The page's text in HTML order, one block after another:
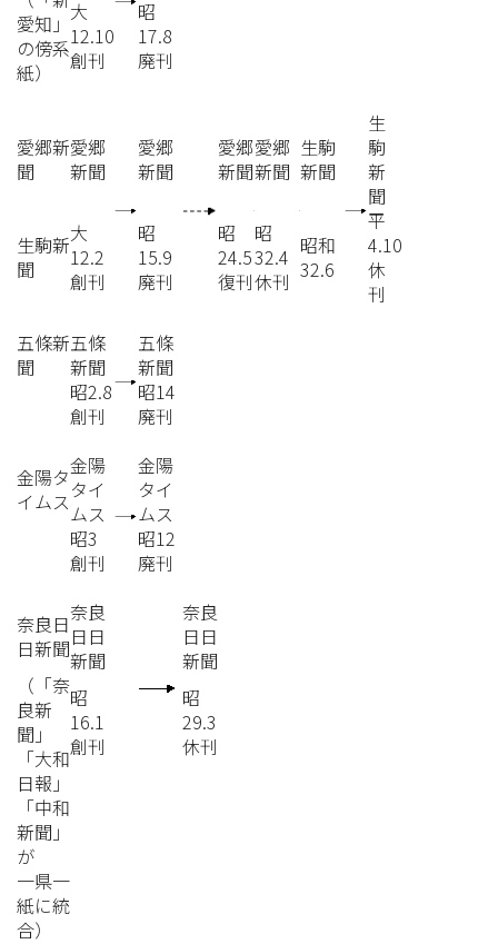
愛知」
の傍系
紙）
大
12.10
創刊
昭
17.8
廃刊
愛郷新
聞
愛郷
新聞
愛郷
新聞
愛郷
新聞
愛郷
新聞
生駒
新聞
生
駒
新
聞
生駒新
聞
大
12.2
創刊
昭
15.9
廃刊
昭
24.5
復刊
昭
32.4
休刊
昭和
32.6
平
4.10
休
刊
五條新
聞
五條
新聞
五條
新聞
昭2.8
創刊
昭14
廃刊
金陽タ
イムス
金陽
タイ
ムス
金陽
タイ
ムス
昭3
創刊
昭12
廃刊
奈良日
日新聞
奈良
日日
新聞
奈良
日日
新聞
（「奈
良新
聞」
「大和
昭
16.1
創刊
昭
29.3
休刊
日報」
「中和
新聞」
が
一県一
紙に統
合）